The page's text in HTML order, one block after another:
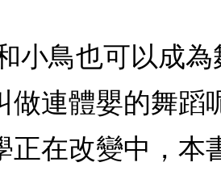
小鳥也可以成
做連體嬰的舞蹈
正在改變中，本